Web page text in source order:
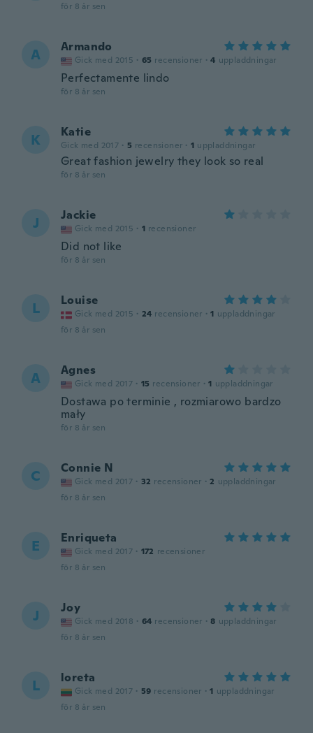
för 8 år sen
A Armando
Gick med 2015 · 65 recensioner · 4 uppladdningar
Perfectamente lindo
för 8 år sen
K Katie
Gick med 2017 · 5 recensioner · 1 uppladdningar
Great fashion jewelry they look so real
för 8 år sen
J Jackie
Gick med 2015 · 1 recensioner
Did not like
för 8 år sen
L Louise
Gick med 2015 · 24 recensioner · 1 uppladdningar
för 8 år sen
A Agnes
Gick med 2017 · 15 recensioner · 1 uppladdningar
Dostawa po terminie , rozmiarowo bardzo
mały
för 8 år sen
C Connie N
Gick med 2017 · 32 recensioner · 2 uppladdningar
för 8 år sen
E Enriqueta
Gick med 2017 · 172 recensioner
för 8 år sen
J Joy
Gick med 2018 · 64 recensioner · 8 uppladdningar
för 8 år sen
L loreta
Gick med 2017 · 59 recensioner · 1 uppladdningar
för 8 år sen